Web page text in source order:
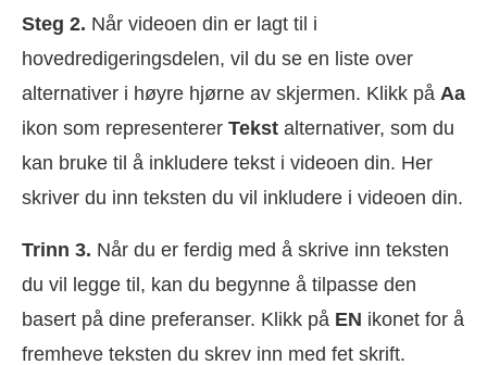
Steg 2. Når videoen din er lagt til i
hovedredigeringsdelen, vil du se en liste over
alternativer i høyre hjørne av skjermen. Klikk på Aa
ikon som representerer Tekst alternativer, som du
kan bruke til å inkludere tekst i videoen din. Her
skriver du inn teksten du vil inkludere i videoen din.
Trinn 3. Når du er ferdig med å skrive inn teksten
du vil legge til, kan du begynne å tilpasse den
basert på dine preferanser. Klikk på EN ikonet for å
fremheve teksten du skrev inn med fet skrift.